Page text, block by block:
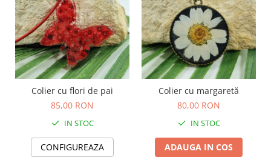
Decor Crăciun
TOATE Bijuteriile și Accesoriile
TOATE Produsele Zero Waste
TOATE Produsele Personalizate
Colier cu flori de pai
85,00 RON
IN STOC
CONFIGUREAZA
Colier cu margaretă
80,00 RON
IN STOC
ADAUGA IN COS